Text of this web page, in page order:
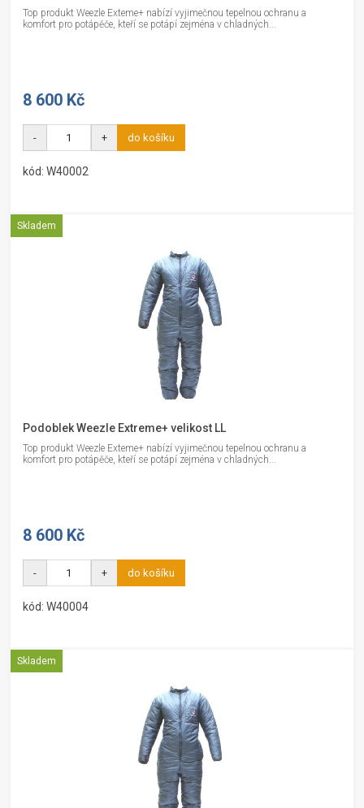
Top produkt Weezle Exteme+ nabízí vyjimečnou tepelnou ochranu a
komfort pro potápěče, kteří se potápí zejména v chladných...
8 600 Kč
- + do košíku
kód: W40002
Skladem
Podoblek Weezle Extreme+ velikost LL
Top produkt Weezle Exteme+ nabízí vyjimečnou tepelnou ochranu a
komfort pro potápěče, kteří se potápí zejména v chladných...
8 600 Kč
- + do košíku
kód: W40004
Skladem